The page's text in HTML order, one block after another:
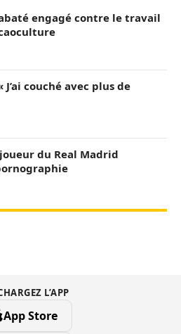
engagé contre le travail
couché avec plus de
du Real Madrid
L’APP
App Store